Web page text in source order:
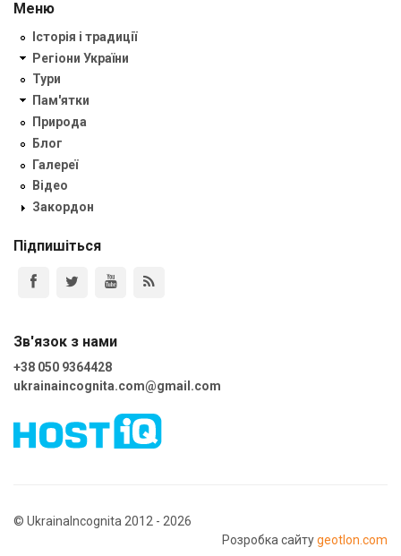
Меню
Історія і традиції
Регіони України
Тури
Пам'ятки
Природа
Блог
Галереї
Відео
Закордон
Підпишіться
Зв'язок з нами
+38 050 9364428
ukrainaincognita.com@gmail.com
© UkrainaIncognita 2012 - 2026
Розробка сайтуgeotlon.com